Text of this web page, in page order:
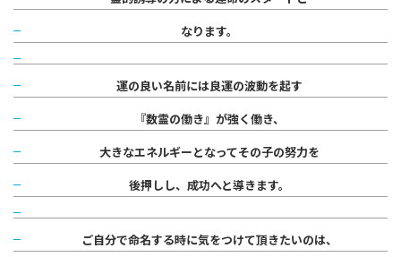
なります。
運の良い名前には良運の波動を起す
『数霊の働き』が強く働き、
大きなエネルギーとなってその子の努力を
後押しし、成功へと導きます。
ご自分で命名する時に気をつけて頂きたいのは、